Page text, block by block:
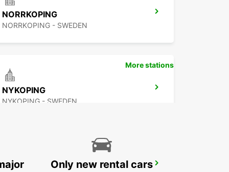
NORRKOPING
NORRKOPING - SWEDEN
NYKOPING
NYKOPING - SWEDEN
OREBRO
More stations
Only new rental cars